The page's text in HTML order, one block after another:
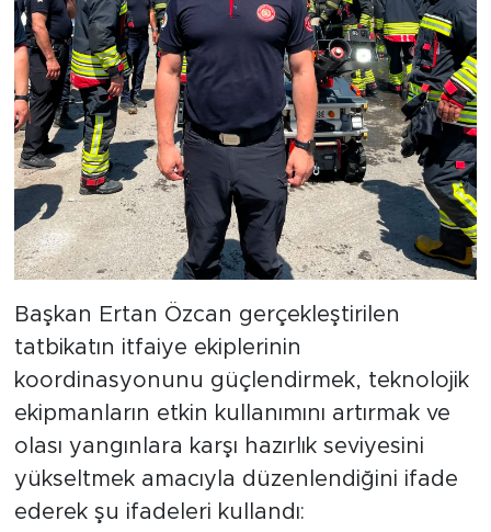
Başkan Ertan Özcan gerçekleştirilen
tatbikatın itfaiye ekiplerinin
koordinasyonunu güçlendirmek, teknolojik
ekipmanların etkin kullanımını artırmak ve
olası yangınlara karşı hazırlık seviyesini
yükseltmek amacıyla düzenlendiğini ifade
ederek şu ifadeleri kullandı: